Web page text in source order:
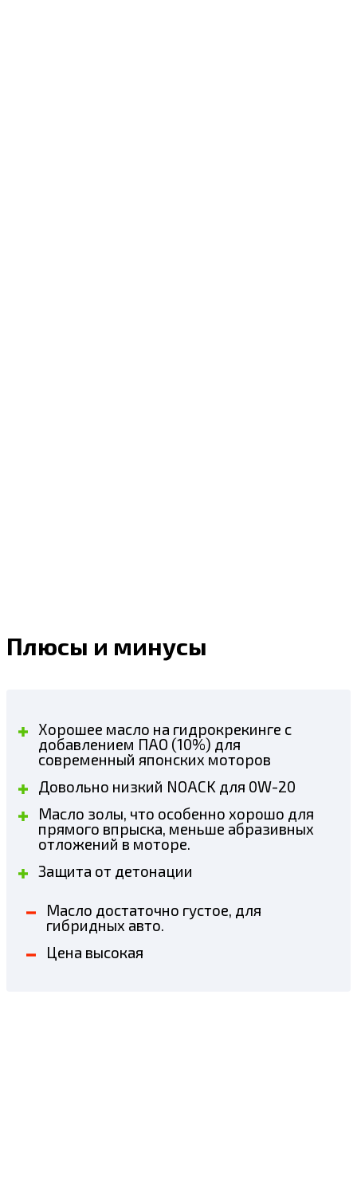
Плюсы и минусы
Хорошее масло на гидрокрекинге с
добавлением ПАО (10%) для
современный японских моторов
Довольно низкий NOACK для 0W-20
Масло золы, что особенно хорошо для
прямого впрыска, меньше абразивных
отложений в моторе.
Защита от детонации
Масло достаточно густое, для
гибридных авто.
Цена высокая